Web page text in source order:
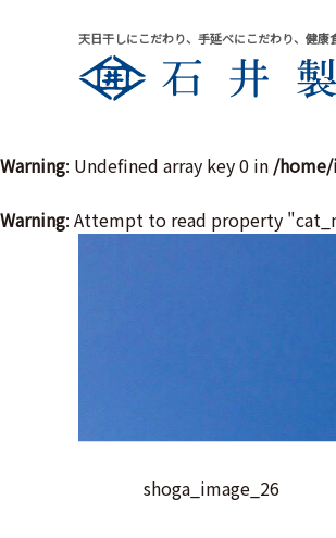
天日干しにこだわり、手延べにこだわり、健康
Warning: Undefined array key 0 in /
Warning: Attempt to read property
shoga_image_26